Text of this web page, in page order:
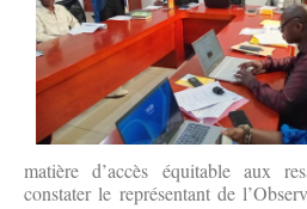
matière d’accès équitable aux
constater le représentant de